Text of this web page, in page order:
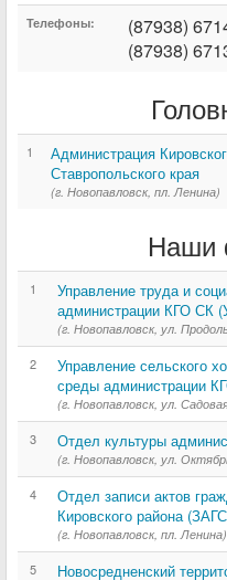
Телефоны:
(87938)
(87938)
1
Администрация
Ставропольского края
(г. Новопавловск, пл. Ленина)
Наши
1
Управление труда и
администрации КГО СК
(г. Новопавловск, ул.
2
Управление сельского
среды администрации
(г. Новопавловск, ул.
3 Отдел культуры
(г. Новопавловск, ул.
4
Отдел записи актов
Кировского района
(г. Новопавловск, пл. Ленина)
5
Новосредненский